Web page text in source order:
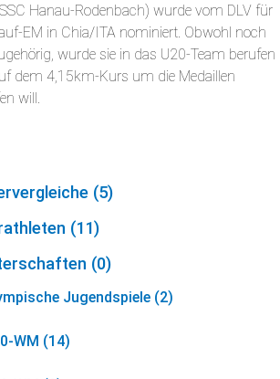
Hanau-Rodenbach) wurde vom DLV für
EM in Chia/ITA nominiert. Obwohl noch
wurde sie in das U20-Team berufen
dem 4,15km-Kurs um die Medaillen
will.
(5)
(11)
(0)
Jugendspiele (2)
WM (14)